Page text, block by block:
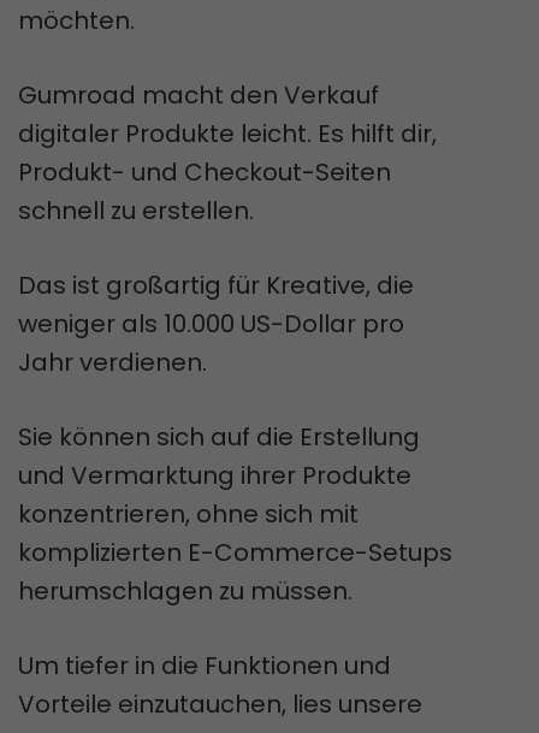
möchten.
Gumroad macht den Verkauf
digitaler Produkte leicht. Es hilft dir,
Produkt- und Checkout-Seiten
schnell zu erstellen.
Das ist großartig für Kreative, die
weniger als 10.000 US-Dollar pro
Jahr verdienen.
Sie können sich auf die Erstellung
und Vermarktung ihrer Produkte
konzentrieren, ohne sich mit
komplizierten E-Commerce-Setups
herumschlagen zu müssen.
Um tiefer in die Funktionen und
Vorteile einzutauchen, lies unsere